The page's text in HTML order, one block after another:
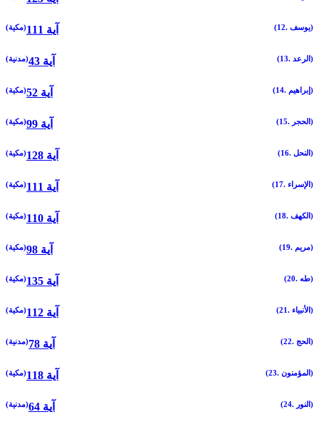
(12. يوسف) (مكية) 111 آية
(13. الرعد) (مدنية) 43 آية
(14. إبراهيم) (مكية) 52 آية
(15. الحجر) (مكية) 99 آية
(16. النحل) (مكية) 128 آية
(17. الإسراء) (مكية) 111 آية
(18. الكهف) (مكية) 110 آية
(19. مريم) (مكية) 98 آية
(20. طه) (مكية) 135 آية
(21. الأنبياء) (مكية) 112 آية
(22. الحج) (مدنية) 78 آية
(23. المؤمنون) (مكية) 118 آية
(24. النور) (مدنية) 64 آية